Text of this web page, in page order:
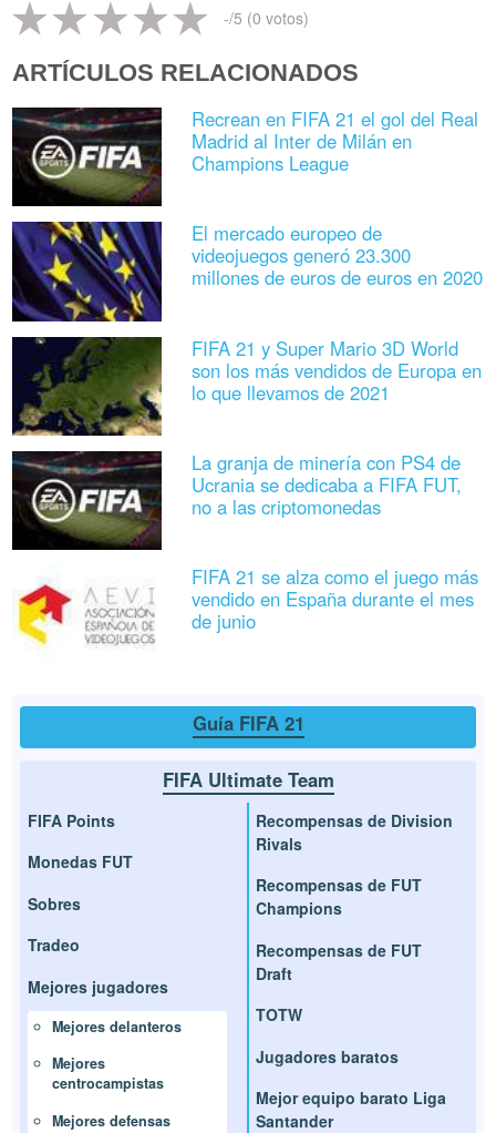
-/5 (0 votos)
ARTÍCULOS RELACIONADOS
Recrean en FIFA 21 el gol del Real
Madrid al Inter de Milán en
Champions League
El mercado europeo de
videojuegos generó 23.300
millones de euros de euros en 2020
FIFA 21 y Super Mario 3D World
son los más vendidos de Europa en
lo que llevamos de 2021
La granja de minería con PS4 de
Ucrania se dedicaba a FIFA FUT,
no a las criptomonedas
FIFA 21 se alza como el juego más
vendido en España durante el mes
de junio
Guía FIFA 21
FIFA Ultimate Team
FIFA Points
Monedas FUT
Sobres
Tradeo
Mejores jugadores
Mejores delanteros
Mejores
centrocampistas
Mejores defensas
Recompensas de Division
Rivals
Recompensas de FUT
Champions
Recompensas de FUT
Draft
TOTW
Jugadores baratos
Mejor equipo barato Liga
Santander